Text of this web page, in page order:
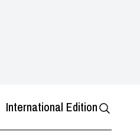
International Edition